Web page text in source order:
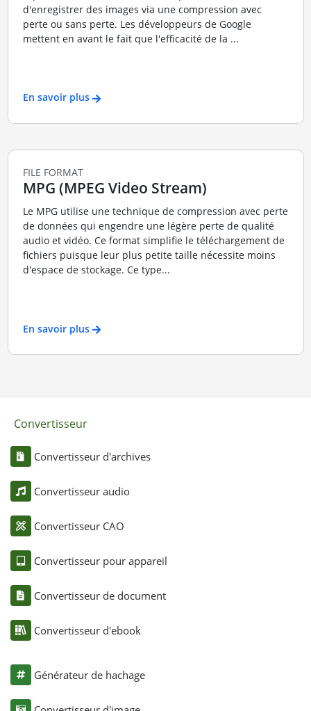
d'enregistrer des images via une compression avec
perte ou sans perte. Les développeurs de Google
mettent en avant le fait que l'efficacité de la ...
En savoir plus
FILE FORMAT
MPG (MPEG Video Stream)
Le MPG utilise une technique de compression avec perte
de données qui engendre une légère perte de qualité
audio et vidéo. Ce format simplifie le téléchargement de
fichiers puisque leur plus petite taille nécessite moins
d'espace de stockage. Ce type...
En savoir plus
Convertisseur
Convertisseur d'archives
Convertisseur audio
Convertisseur CAO
Convertisseur pour appareil
Convertisseur de document
Convertisseur d'ebook
Générateur de hachage